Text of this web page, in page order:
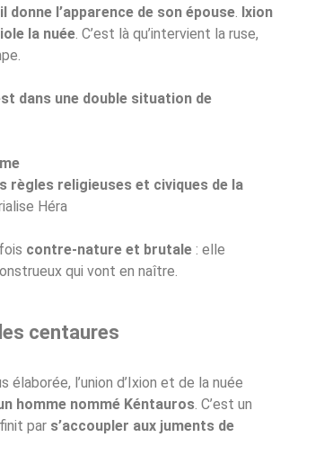
il donne l’apparence de son épouse. Ixion
la nuée. C’est là qu’intervient la ruse,
dans une double situation de
règles religieuses et civiques de la
Héra
contre-nature et brutale : elle
qui vont en naître.
centaures
élaborée, l’union d’Ixion et de la nuée
homme nommé Kéntauros. C’est un
par s’accoupler aux juments de